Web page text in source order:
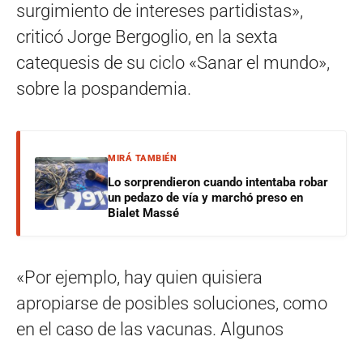
surgimiento de intereses partidistas»,
criticó Jorge Bergoglio, en la sexta
catequesis de su ciclo «Sanar el mundo»,
sobre la pospandemia.
MIRÁ TAMBIÉN
Lo sorprendieron cuando intentaba robar
un pedazo de vía y marchó preso en
Bialet Massé
«Por ejemplo, hay quien quisiera
apropiarse de posibles soluciones, como
en el caso de las vacunas. Algunos